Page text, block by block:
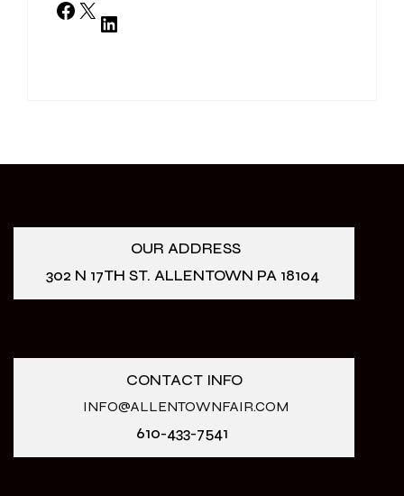
OUR ADDRESS
302 N 17TH ST. ALLENTOWN PA 18104
CONTACT INFO
INFO@ALLENTOWNFAIR.COM
610-433-7541